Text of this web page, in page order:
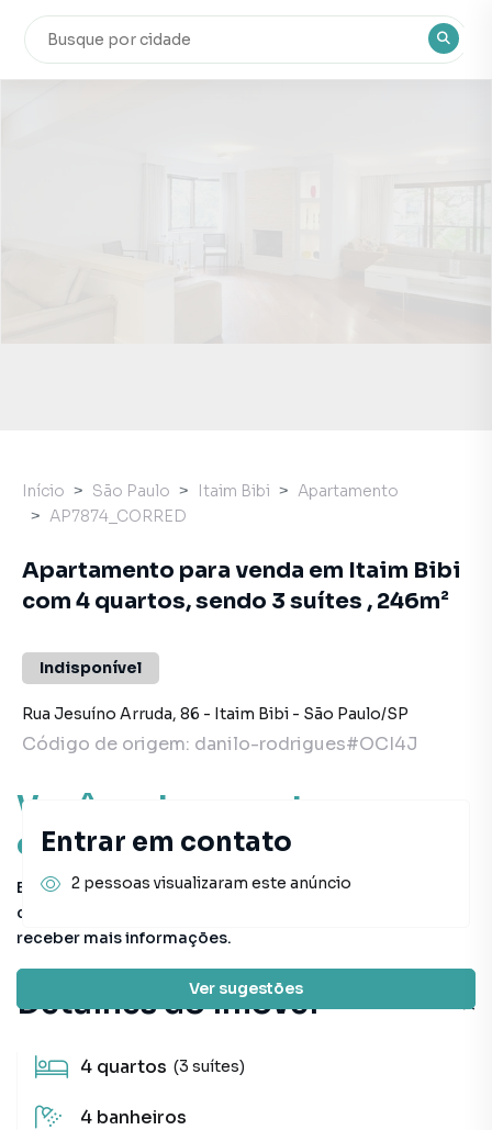
Você pode encontrar novas
oportunidades!
Este imóvel não está mais disponível, mas você pode
conferir outros em nosso site ou deixar seu contato para
receber mais informações.
Ver sugestões
Detalhes do imóvel
4 quartos (3 suítes)
4 banheiros
Início São Paulo Itaim Bibi
Apartamento
AP7874_CORRED
Apartamento para venda em Itaim Bibi
com 4 quartos, sendo 3 suítes , 246m²
Indisponível
Rua Jesuíno Arruda, 86 - Itaim Bibi - São Paulo/SP
Código de origem: danilo-rodrigues#OCI4J
Entrar em contato
2 pessoas visualizaram este anúncio